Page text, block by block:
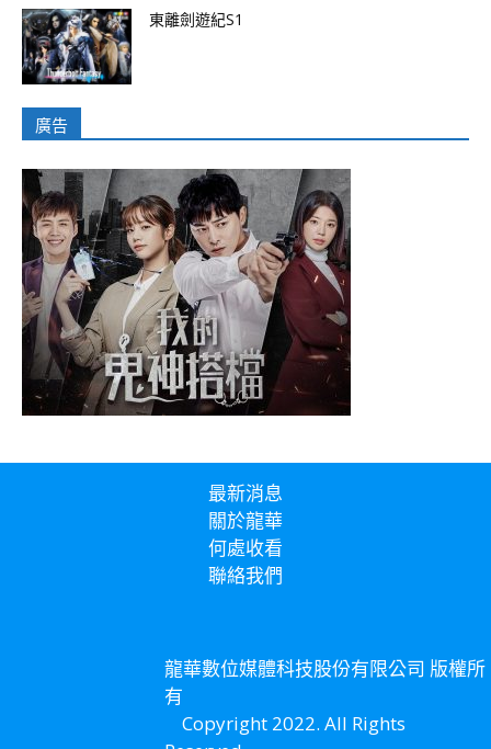
東離劍遊紀S1
廣告
最新消息
關於龍華
何處收看
聯絡我們
龍華數位媒體科技股份有限公司 版權所
有
Copyright 2022. All Rights